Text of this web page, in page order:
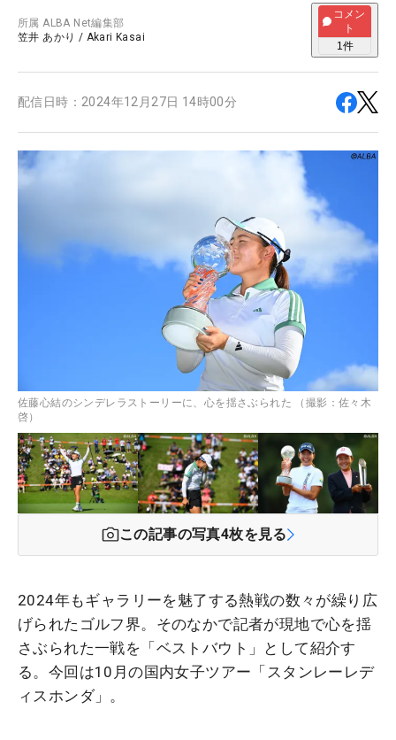
所属ALBA Net編集部
笠井 あかり / Akari Kasai
コメン
ト
1件
配信日時： 2024年12月27日 14時00分
佐藤心結のシンデレラストーリーに、心を揺さぶられた （撮影：佐々木
啓）
この記事の写真4枚を見る
2024年もギャラリーを魅了する熱戦の数々が繰り広
げられたゴルフ界。そのなかで記者が現地で心を揺
さぶられた一戦を「ベストバウト」として紹介す
る。今回は10月の国内女子ツアー「スタンレーレデ
ィスホンダ」。